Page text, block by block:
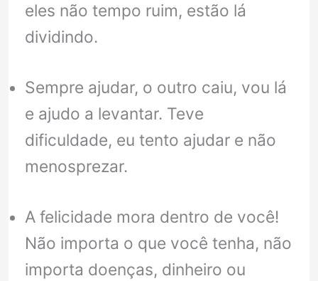
eles não tempo ruim, estão lá
dividindo.
Sempre ajudar, o outro caiu, vou lá
e ajudo a levantar. Teve
dificuldade, eu tento ajudar e não
menosprezar.
A felicidade mora dentro de você!
Não importa o que você tenha, não
importa doenças, dinheiro ou